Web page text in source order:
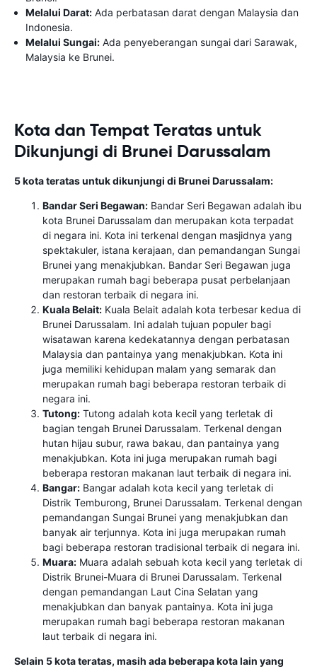
Melalui Darat: Ada perbatasan darat dengan Malaysia dan
Indonesia.
Melalui Sungai: Ada penyeberangan sungai dari Sarawak,
Malaysia ke Brunei.
Kota dan Tempat Teratas untuk
Dikunjungi di Brunei Darussalam
5 kota teratas untuk dikunjungi di Brunei Darussalam:
Bandar Seri Begawan: Bandar Seri Begawan adalah ibu
kota Brunei Darussalam dan merupakan kota terpadat
di negara ini. Kota ini terkenal dengan masjidnya yang
spektakuler, istana kerajaan, dan pemandangan Sungai
Brunei yang menakjubkan. Bandar Seri Begawan juga
merupakan rumah bagi beberapa pusat perbelanjaan
dan restoran terbaik di negara ini.
Kuala Belait: Kuala Belait adalah kota terbesar kedua di
Brunei Darussalam. Ini adalah tujuan populer bagi
wisatawan karena kedekatannya dengan perbatasan
Malaysia dan pantainya yang menakjubkan. Kota ini
juga memiliki kehidupan malam yang semarak dan
merupakan rumah bagi beberapa restoran terbaik di
negara ini.
Tutong: Tutong adalah kota kecil yang terletak di
bagian tengah Brunei Darussalam. Terkenal dengan
hutan hijau subur, rawa bakau, dan pantainya yang
menakjubkan. Kota ini juga merupakan rumah bagi
beberapa restoran makanan laut terbaik di negara ini.
Bangar: Bangar adalah kota kecil yang terletak di
Distrik Temburong, Brunei Darussalam. Terkenal dengan
pemandangan Sungai Brunei yang menakjubkan dan
banyak air terjunnya. Kota ini juga merupakan rumah
bagi beberapa restoran tradisional terbaik di negara ini.
Muara: Muara adalah sebuah kota kecil yang terletak di
Distrik Brunei-Muara di Brunei Darussalam. Terkenal
dengan pemandangan Laut Cina Selatan yang
menakjubkan dan banyak pantainya. Kota ini juga
merupakan rumah bagi beberapa restoran makanan
laut terbaik di negara ini.
Selain 5 kota teratas, masih ada beberapa kota lain yang